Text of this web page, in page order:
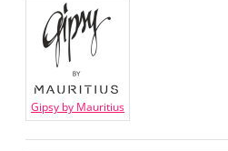
Gipsy by Mauritius